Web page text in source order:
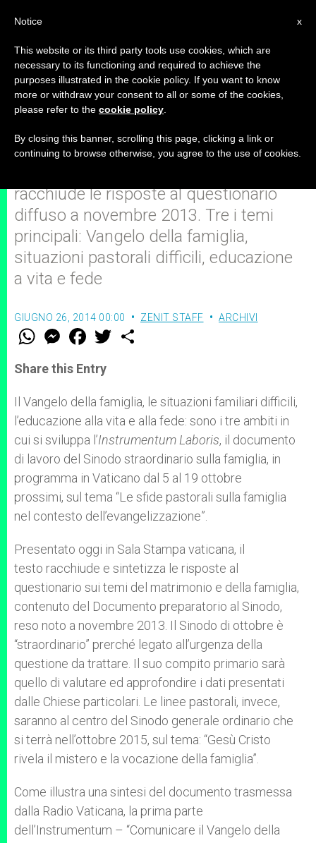
L'Instrumentum laboris del
Sinodo sulla famiglia di ottobre
racchiude le risposte al questionario
diffuso a novembre 2013. Tre i temi
principali: Vangelo della famiglia,
situazioni pastorali difficili, educazione
a vita e fede
GIUGNO 26, 2014 00:00 ZENIT STAFF ARCHIVI
W
t
s
p
p
M
e
s
e
g
e
r
F
a
e
b
o
k
w
r
Share this Entry
Il Vangelo della famiglia, le situazioni familiari difficili,
l’educazione alla vita e alla fede: sono i tre ambiti in
cui si sviluppa l’Instrumentum Laboris, il documento
di lavoro del Sinodo straordinario sulla famiglia, in
programma in Vaticano dal 5 al 19 ottobre
prossimi, sul tema “Le sfide pastorali sulla famiglia
nel contesto dell’evangelizzazione”.
Presentato oggi in Sala Stampa vaticana, il
testo racchiude e sintetizza le risposte al
questionario sui temi del matrimonio e della famiglia,
contenuto del Documento preparatorio al Sinodo,
reso noto a novembre 2013. Il Sinodo di ottobre è
“straordinario” prerché legato all’urgenza della
questione da trattare. Il suo compito primario sarà
quello di valutare ed approfondire i dati presentati
dalle Chiese particolari. Le linee pastorali, invece,
saranno al centro del Sinodo generale ordinario che
si terrà nell’ottobre 2015, sul tema: “Gesù Cristo
rivela il mistero e la vocazione della famiglia”.
Come illustra una sintesi del documento trasmessa
dalla Radio Vaticana, la prima parte
dell’Instrumentum – “Comunicare il Vangelo della
x
Notice
This website or its third party tools use cookies, which are
necessary to its functioning and required to achieve the
purposes illustrated in the cookie policy. If you want to know
more or withdraw your consent to all or some of the cookies,
please refer to the cookie policy
By closing this banner, scrolling this page, clicking a link or
continuing to browse otherwise, you agree to the use of cookies.